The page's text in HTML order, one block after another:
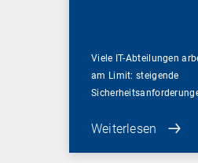
Viele IT-Abteilungen
am Limit: steigende
Weiterlesen